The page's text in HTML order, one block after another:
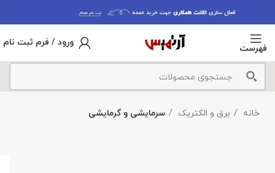
فهرست
ورود / فرم ثبت نام
خانه برق و الکتریک سرمایشی و گرمایشی